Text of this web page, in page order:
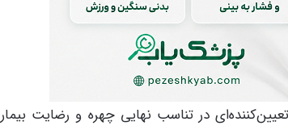
در تناسب نهایی چهره و رضایت بیمار